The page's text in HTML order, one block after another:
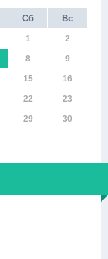
Сб Вс
1 2
8 9
15 16
22 23
29 30